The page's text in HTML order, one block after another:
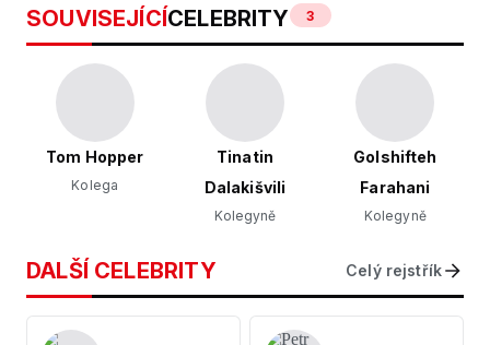
SOUVISEJÍCÍCELEBRITY 3
Tom Hopper
Kolega
Tinatin
Dalakišvili
Kolegyně
Golshifteh
Farahani
Kolegyně
DALŠÍ CELEBRITY Celý rejstřík